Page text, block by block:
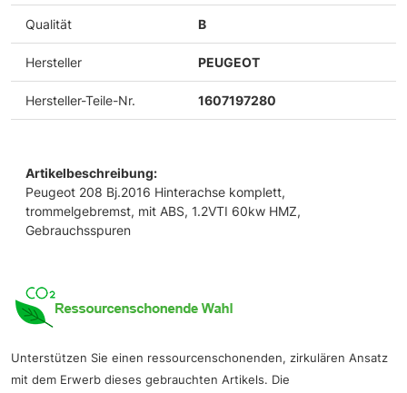
Qualität B
Hersteller PEUGEOT
Hersteller-Teile-Nr. 1607197280
Artikelbeschreibung:
Peugeot 208 Bj.2016 Hinterachse komplett,
trommelgebremst, mit ABS, 1.2VTI 60kw HMZ,
Gebrauchsspuren
Unterstützen Sie einen ressourcenschonenden, zirkulären Ansatz
mit dem Erwerb dieses gebrauchten Artikels. Die